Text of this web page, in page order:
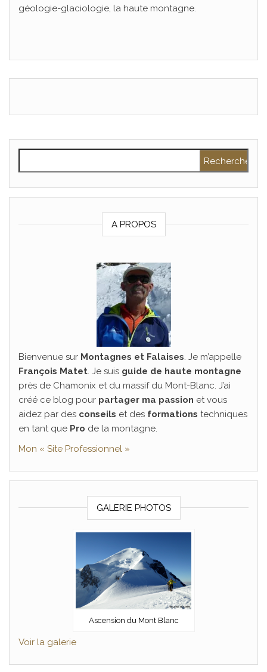
géologie-glaciologie, la haute montagne.
A PROPOS
Bienvenue sur Montagnes et Falaises. Je m’appelle
François Matet. Je suis guide de haute montagne
près de Chamonix et du massif du Mont-Blanc. J’ai
créé ce blog pour partager ma passion et vous
aidez par des conseils et des formations techniques
en tant que Pro de la montagne.
Mon « Site Professionnel »
GALERIE PHOTOS
Ascension du Mont Blanc
Voir la galerie